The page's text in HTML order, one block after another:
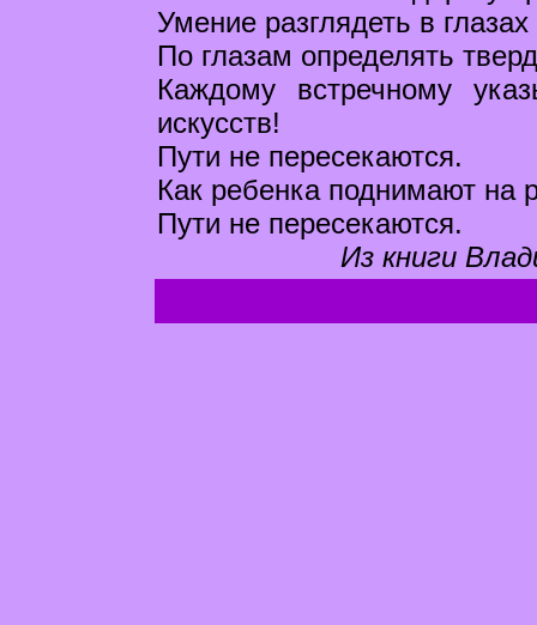
Умение разглядеть в
По глазам определять
Каждому встречному
искусств!
Пути не пересекаются.
Как ребенка поднимают на
Пути не пересекаются.
Из книги